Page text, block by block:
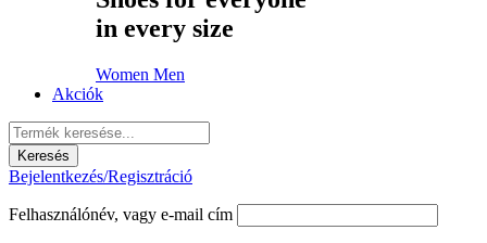
in every size
Women Men
Akciók
Bejelentkezés/Regisztráció
Felhasználónév, vagy e-mail cím